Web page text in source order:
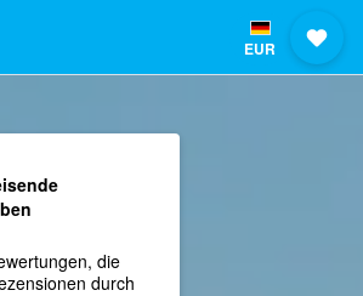
EUR
die
durch